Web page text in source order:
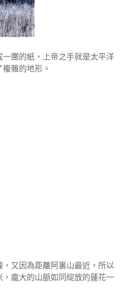
團的紙，上帝之手就是太平洋
雜的地形。
又因為距離阿裏山最近，所以
龐大的山脈如同綻放的蓮花一